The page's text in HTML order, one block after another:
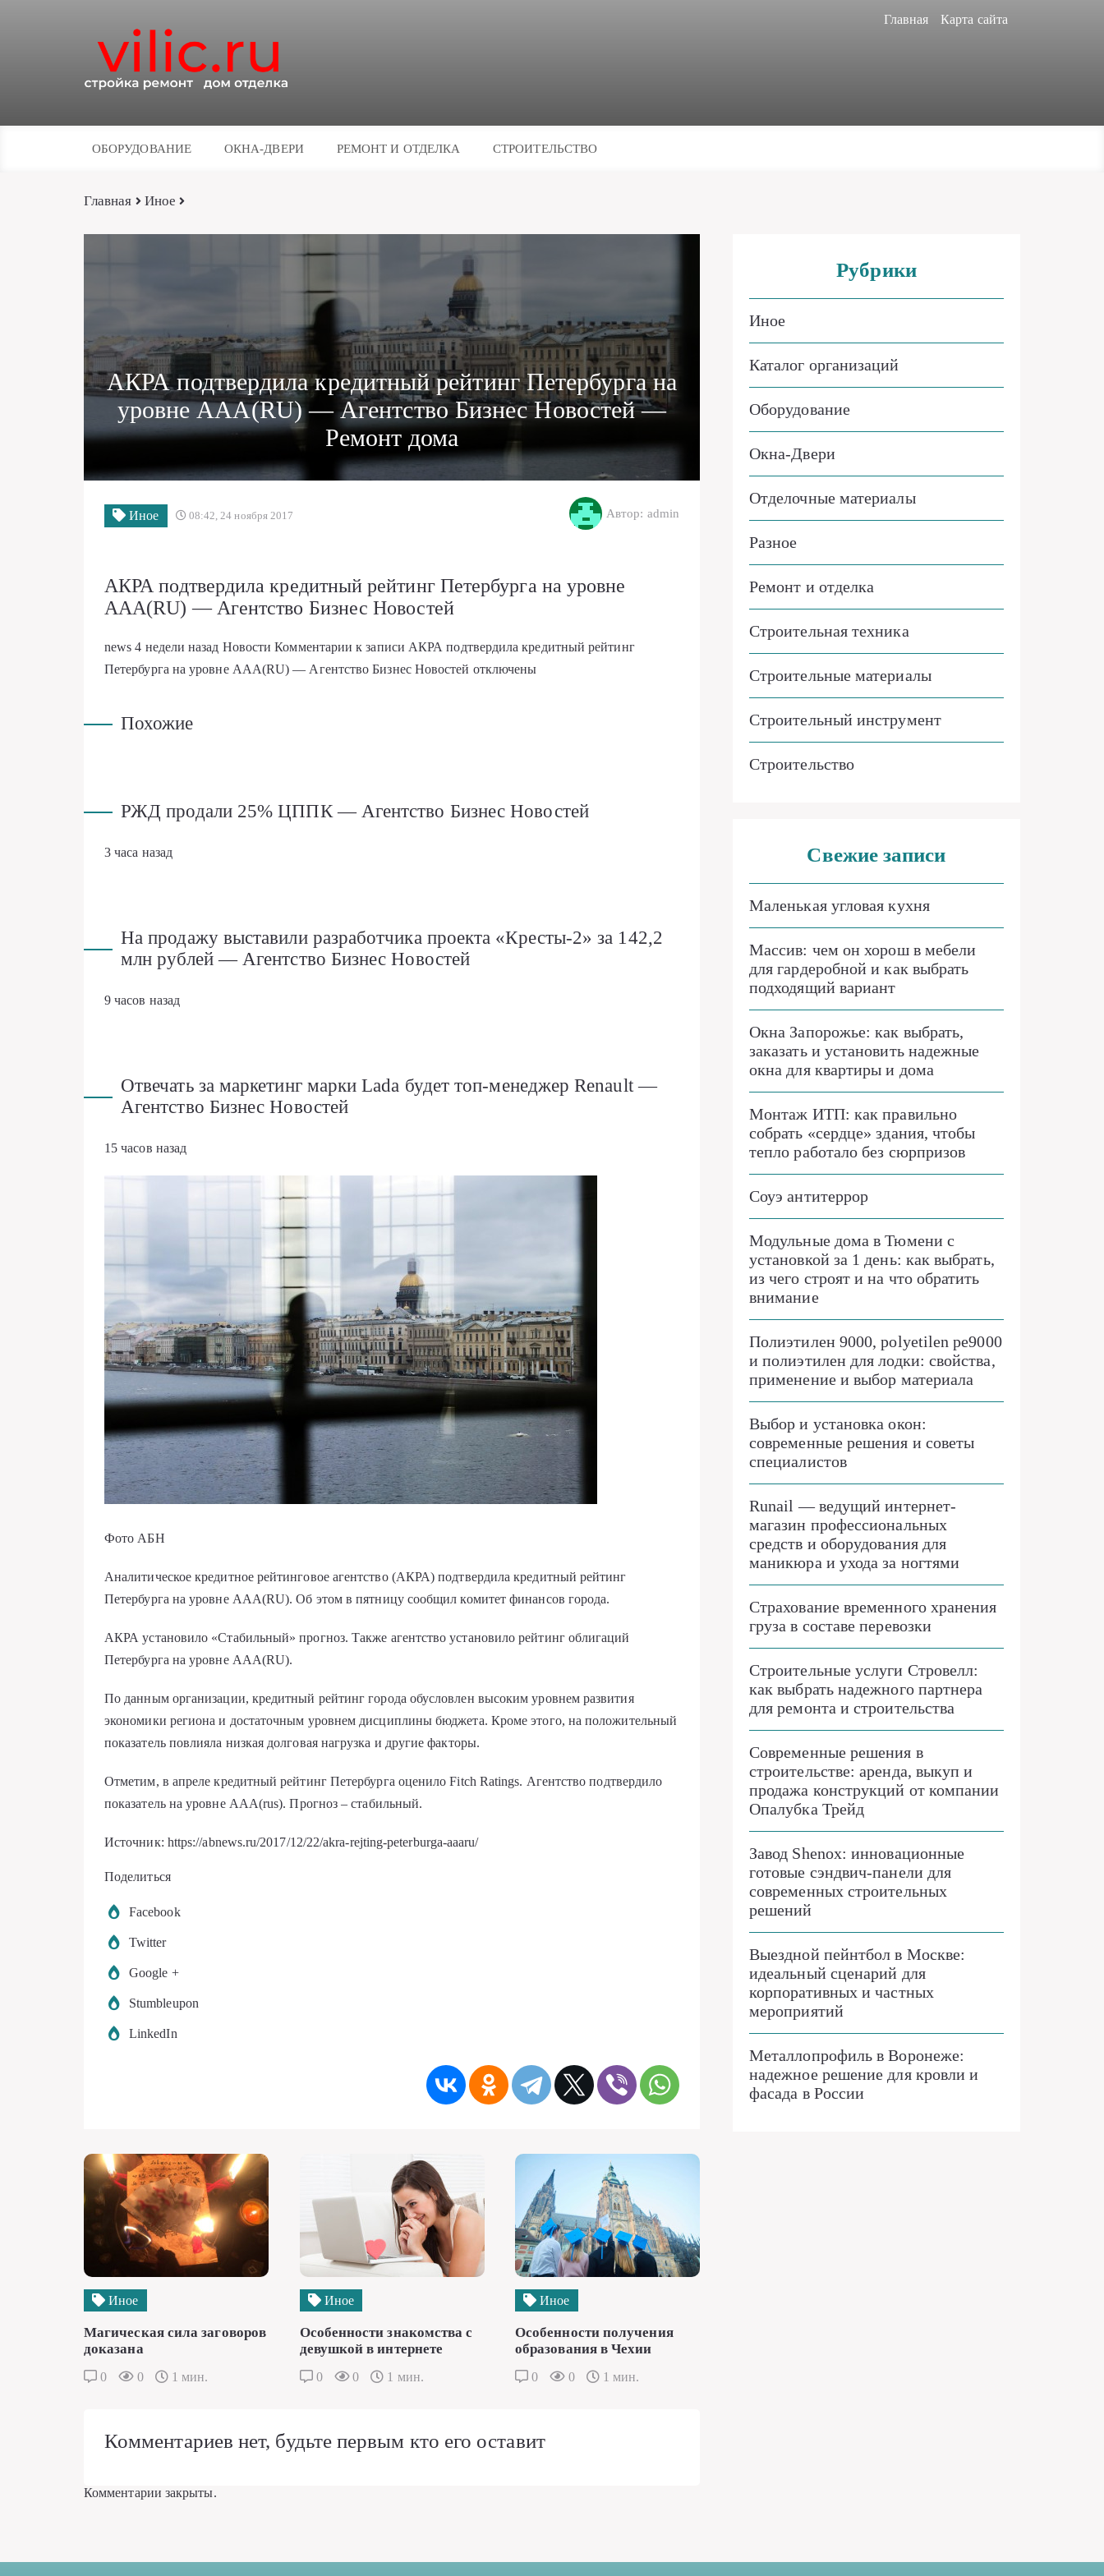
Главная Карта сайта
ОБОРУДОВАНИЕ ОКНА-ДВЕРИ РЕМОНТ И ОТДЕЛКА СТРОИТЕЛЬСТВО
Главная Иное
АКРА подтвердила кредитный рейтинг Петербурга на
уровне AAA(RU) — Агентство Бизнес Новостей —
Ремонт дома
Иное 08:42, 24 ноября 2017 Автор: admin
АКРА подтвердила кредитный рейтинг Петербурга на уровне
AAA(RU) — Агентство Бизнес Новостей
news4 недели назад Новости Комментариик записи АКРА подтвердила кредитный рейтинг
Петербурга на уровне AAA(RU) — Агентство Бизнес Новостей отключены
Похожие
РЖД продали 25% ЦППК — Агентство Бизнес Новостей
3 часа назад
На продажу выставили разработчика проекта «Кресты-2» за 142,2
млн рублей — Агентство Бизнес Новостей
9 часов назад
Отвечать за маркетинг марки Lada будет топ-менеджер Renault —
Агентство Бизнес Новостей
15 часов назад
Фото АБН
Аналитическое кредитное рейтинговое агентство (АКРА) подтвердила кредитный рейтинг
Петербурга на уровне AAA(RU). Об этом в пятницу сообщил комитет финансов города.
АКРА установило «Стабильный» прогноз. Также агентство установило рейтинг облигаций
Петербурга на уровне AAA(RU).
По данным организации, кредитный рейтинг города обусловлен высоким уровнем развития
экономики региона и достаточным уровнем дисциплины бюджета. Кроме этого, на положительный
показатель повлияла низкая долговая нагрузка и другие факторы.
Отметим, в апреле кредитный рейтинг Петербурга оценило Fitch Ratings. Агентство подтвердило
показатель на уровне ААА(rus). Прогноз – стабильный.
Источник: https://abnews.ru/2017/12/22/akra-rejting-peterburga-aaaru/
Поделиться
Facebook
Twitter
Google +
Stumbleupon
LinkedIn
Иное
Магическая сила заговоров
доказана
0 0 1 мин.
Иное
Особенности знакомства с
девушкой в интернете
0 0 1 мин.
Иное
Особенности получения
образования в Чехии
0 0 1 мин.
Комментариев нет, будьте первым кто его оставит
Комментарии закрыты.
Рубрики
Иное
Каталог организаций
Оборудование
Окна-Двери
Отделочные материалы
Разное
Ремонт и отделка
Строительная техника
Строительные материалы
Строительный инструмент
Строительство
Свежие записи
Маленькая угловая кухня
Массив: чем он хорош в мебели
для гардеробной и как выбрать
подходящий вариант
Окна Запорожье: как выбрать,
заказать и установить надежные
окна для квартиры и дома
Монтаж ИТП: как правильно
собрать «сердце» здания, чтобы
тепло работало без сюрпризов
Соуэ антитеррор
Модульные дома в Тюмени с
установкой за 1 день: как выбрать,
из чего строят и на что обратить
внимание
Полиэтилен 9000, polyetilen pe9000
и полиэтилен для лодки: свойства,
применение и выбор материала
Выбор и установка окон:
современные решения и советы
специалистов
Runail — ведущий интернет-
магазин профессиональных
средств и оборудования для
маникюра и ухода за ногтями
Страхование временного хранения
груза в составе перевозки
Строительные услуги Стровелл:
как выбрать надежного партнера
для ремонта и строительства
Современные решения в
строительстве: аренда, выкуп и
продажа конструкций от компании
Опалубка Трейд
Завод Shenox: инновационные
готовые сэндвич-панели для
современных строительных
решений
Выездной пейнтбол в Москве:
идеальный сценарий для
корпоративных и частных
мероприятий
Металлопрофиль в Воронеже:
надежное решение для кровли и
фасада в России